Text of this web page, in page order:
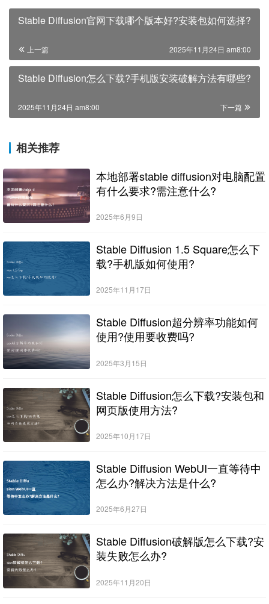
Stable Diffusion官网下载哪个版本好?安装包如何选择?
上一篇 2025年11月24日 am8:00
Stable Diffusion怎么下载?手机版安装破解方法有哪些?
下一篇
2025年11月24日 am8:00
相关推荐
本地部署stable diffusion对电脑配置
有什么要求?需注意什么?
2025年6月9日
Stable Diffusion 1.5 Square怎么下
载?手机版如何使用?
2025年11月17日
Stable Diffusion超分辨率功能如何
使用?使用要收费吗?
2025年3月15日
Stable Diffusion怎么下载?安装包和
网页版使用方法?
2025年10月17日
Stable Diffusion WebUI一直等待中
怎么办?解决方法是什么?
2025年6月27日
Stable Diffusion破解版怎么下载?安
装失败怎么办?
2025年11月20日